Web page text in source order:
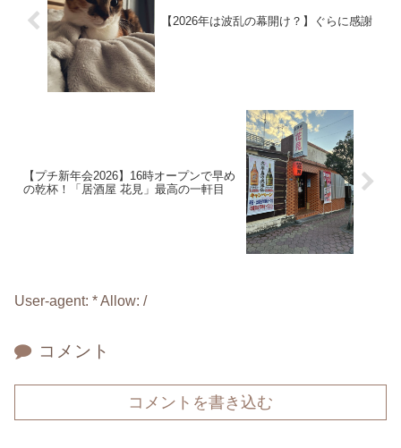
【2026年は波乱の幕開け？】ぐらに感謝
【プチ新年会2026】16時オープンで早め
の乾杯！「居酒屋 花見」最高の一軒目
User-agent: * Allow: /
コメント
コメントを書き込む